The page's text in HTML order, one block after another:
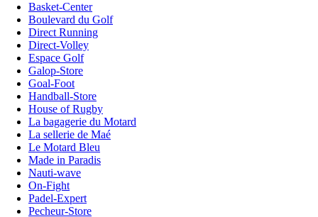
Basket-Center
Boulevard du Golf
Direct Running
Direct-Volley
Espace Golf
Galop-Store
Goal-Foot
Handball-Store
House of Rugby
La bagagerie du Motard
La sellerie de Maé
Le Motard Bleu
Made in Paradis
Nauti-wave
On-Fight
Padel-Expert
Pecheur-Store